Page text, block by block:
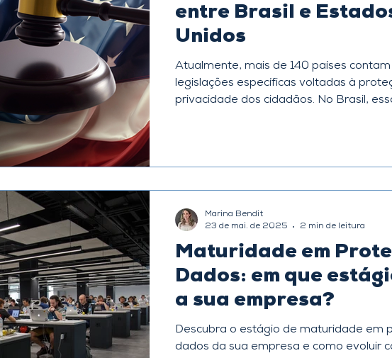
entre Brasil e
Unidos
Atualmente, mais de 140 países
legislações específicas voltadas à
privacidade dos cidadãos. No Brasil,
pessoais, além de estabelecer regras
compartilhamento de dados com outros
Maturidade em
Dados: em que
a sua empresa?
Descubra o estágio de maturidade em
dados da sua empresa e como evoluir
Marina Bendit
23 de mai. de 2025
2 min de leitura